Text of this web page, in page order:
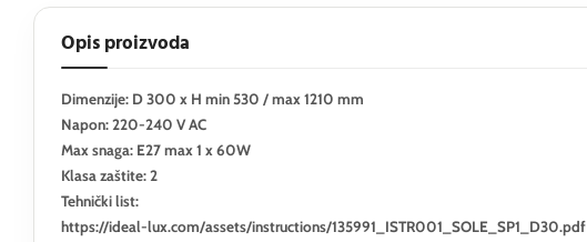
Opis proizvoda
Dimenzije: D 300 x H min 530 / max 1210 mm
Napon: 220-240 V AC
Max snaga: E27 max 1 x 60W
Klasa zaštite: 2
Tehnički list:
https://ideal-lux.com/assets/instructions/135991_ISTR001_SOLE_SP1_D30.pdf